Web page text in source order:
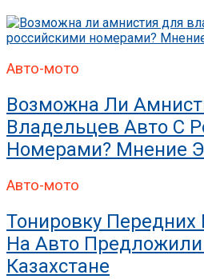
Авто-мото
Возможна Ли
Владельцев Авто С
Номерами? Мнение
Авто-мото
Тонировку Передних
На Авто Предложили
Казахстане